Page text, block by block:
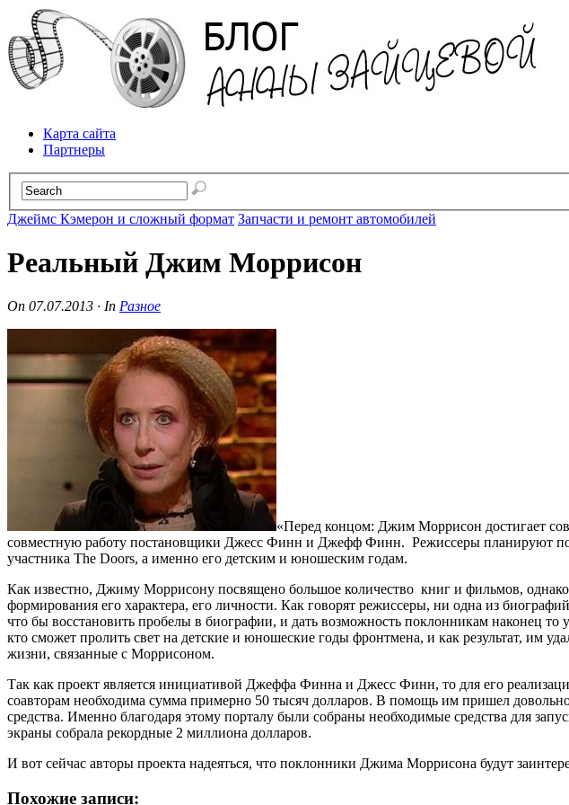
Карта сайта
Партнеры
Джеймс Кэмерон и сложный формат Запчасти и ремонт автомобилей
Реальный Джим Моррисон
On 07.07.2013 · In Разное
«Перед концом: Джим Моррисон достигает
совместную работу постановщики Джесс Финн и Джефф Финн. Режиссеры планируют
участника The Doors, а именно его детским и юношеским годам.
Как известно, Джиму Моррисону посвящено большое количество книг и фильмов,
формирования его характера, его личности. Как говорят режиссеры, ни одна из
что бы восстановить пробелы в биографии, и дать возможность поклонникам наконец
кто сможет пролить свет на детские и юношеские годы фронтмена, и как результат, им
жизни, связанные с Моррисоном.
Так как проект является инициативой Джеффа Финна и Джесс Финн, то для его
соавторам необходима сумма примерно 50 тысяч долларов. В помощь им пришел
средства. Именно благодаря этому порталу были собраны необходимые средства для
экраны собрала рекордные 2 миллиона долларов.
И вот сейчас авторы проекта надеяться, что поклонники Джима Моррисона будут
Похожие записи: